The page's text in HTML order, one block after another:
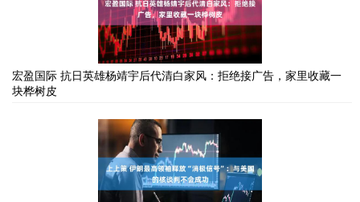
宏盈国际 抗日英雄杨靖宇后代清白家风：拒绝接广告，家里收藏一
块桦树皮